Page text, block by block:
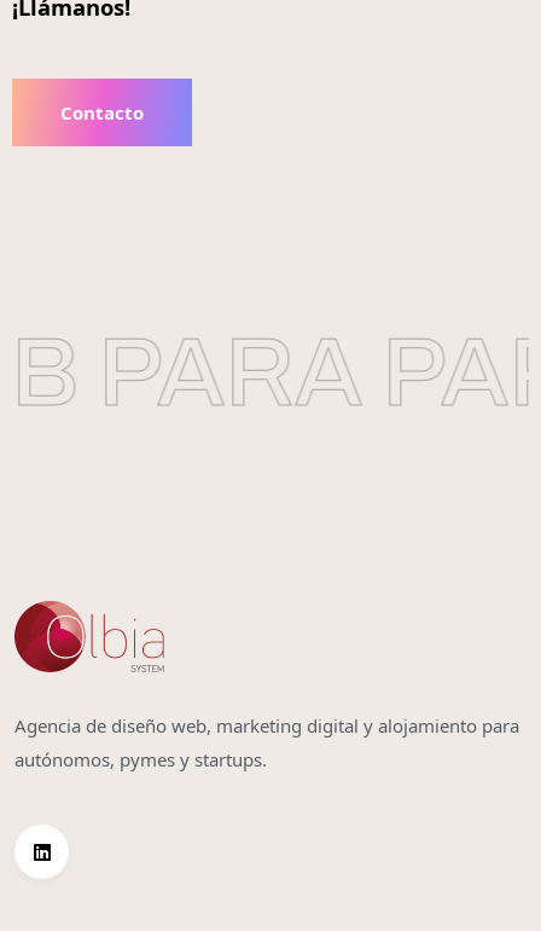
¡Llámanos!
Contacto
PARA
Agencia de diseño web, marketing digital y alojamiento para
autónomos, pymes y startups.